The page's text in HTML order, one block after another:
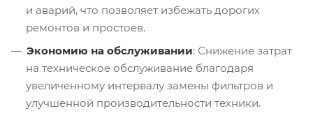
и аварий, что позволяет избежать дорогих
ремонтов и простоев.
Экономию на обслуживании: Снижение затрат
на техническое обслуживание благодаря
увеличенному интервалу замены фильтров и
улучшенной производительности техники.